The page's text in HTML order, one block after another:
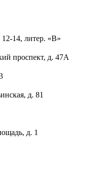
14, литер. «В»
проспект, д. 47А
д. 81
д. 1